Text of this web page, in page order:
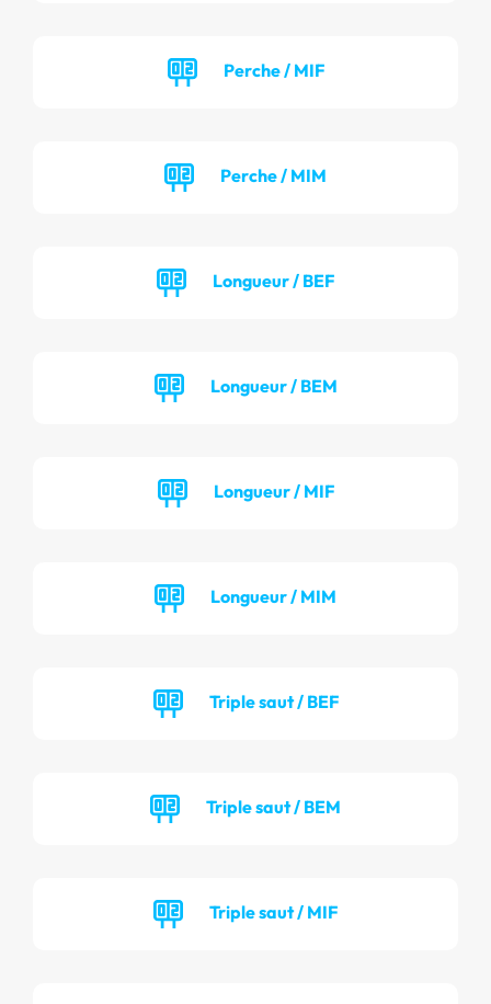
Perche / MIF
Perche / MIM
Longueur / BEF
Longueur / BEM
Longueur / MIF
Longueur / MIM
Triple saut / BEF
Triple saut / BEM
Triple saut / MIF